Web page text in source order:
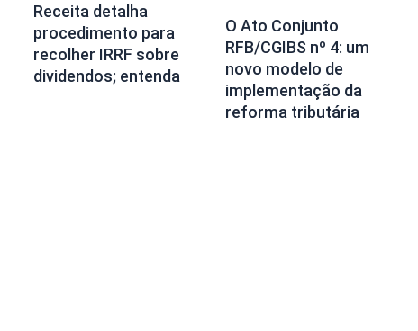
Receita detalha
procedimento para
recolher IRRF sobre
dividendos; entenda
O Ato Conjunto
RFB/CGIBS nº 4: um
novo modelo de
implementação da
reforma tributária